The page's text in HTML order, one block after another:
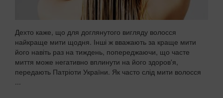
Дехто каже, що для доглянутого вигляду волосся
найкраще мити щодня. Інші ж вважають за краще мити
його навіть раз на тиждень, попереджаючи, що часте
миття може негативно вплинути на його здоров'я,
передають Патріоти України. Як часто слід мити волосся